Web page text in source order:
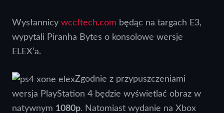
Wysłannicy wccftech.com będąc na targach E3,
wypytali Piranha Bytes o konsolowe wersje
ELEX’a.
Zgodnie z przypuszczeniami
wersja PlayStation 4 będzie wyświetlać obraz w
natywnym 1080p. Natomiast wydanie na Xbox